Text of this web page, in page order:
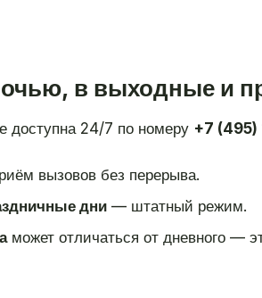
в выходные и
доступна 24/7 по номеру +7
вызовов без перерыва.
дни— штатный режим.
может отличаться от дневного —